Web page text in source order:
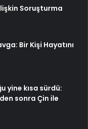
Soruşturma
Bir Kişi Hayatını
yine kısa sürdü:
sonra Çin ile